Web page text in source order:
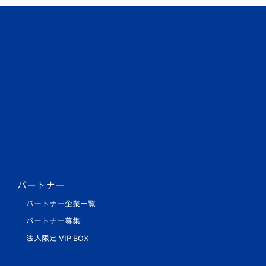
パートナー
パートナー企業一覧
パートナー募集
法人限定 VIP BOX